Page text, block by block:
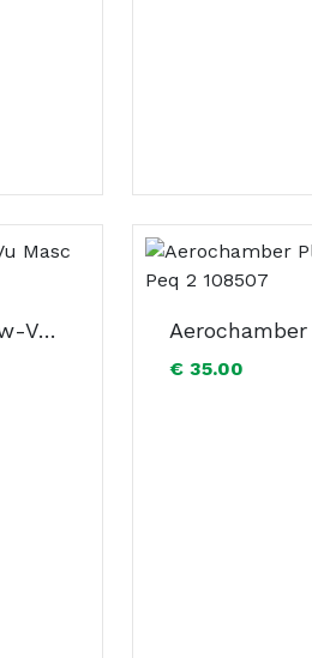
Aerochamber Plus Flow-Vu Masc Med 3 108502
€ 35.00